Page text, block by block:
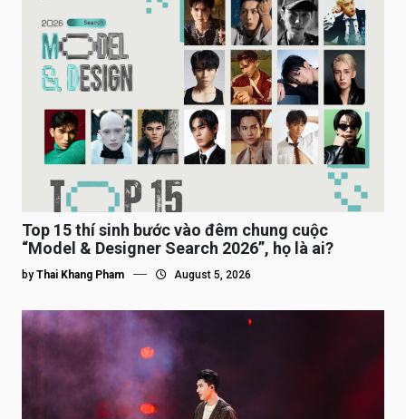
Top 15 thí sinh bước vào đêm chung cuộc
“Model & Designer Search 2026”, họ là ai?
by Thai Khang Pham August 5, 2026